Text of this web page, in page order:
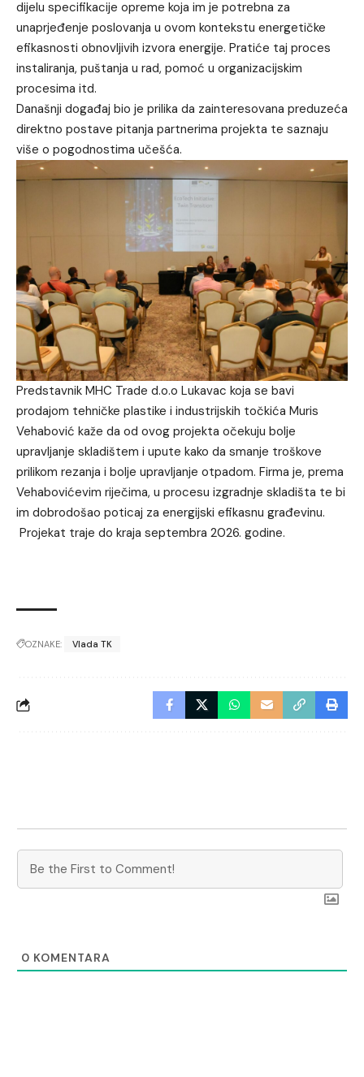
dijelu specifikacije opreme koja im je potrebna za
unaprjeđenje poslovanja u ovom kontekstu energetičke
efikasnosti obnovljivih izvora energije. Pratiće taj proces
instaliranja, puštanja u rad, pomoć u organizacijskim
procesima itd.
Današnji događaj bio je prilika da zainteresovana preduzeća
direktno postave pitanja partnerima projekta te saznaju
više o pogodnostima učešća.
Predstavnik MHC Trade d.o.o Lukavac koja se bavi
prodajom tehničke plastike i industrijskih točkića Muris
Vehabović kaže da od ovog projekta očekuju bolje
upravljanje skladištem i upute kako da smanje troškove
prilikom rezanja i bolje upravljanje otpadom. Firma je, prema
Vehabovićevim riječima, u procesu izgradnje skladišta te bi
im dobrodošao poticaj za energijski efikasnu građevinu.
Projekat traje do kraja septembra 2026. godine.
OZNAKE: Vlada TK
0 KOMENTARA